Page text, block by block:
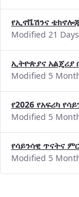
የኢኖቬሽንና
Modified 21
ኢትዮጵያና አልጄሪያ
Modified 5
የ2026 የአፍሪካ
Modified 5
የሳይንሳዊ ጥናትና
Modified 5